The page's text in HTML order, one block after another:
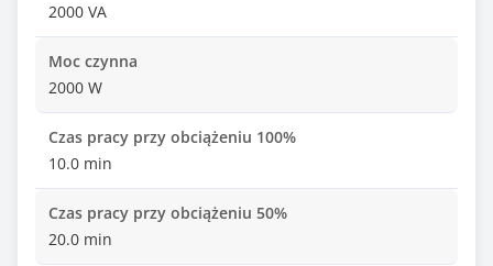
2000 VA
Moc czynna
2000 W
Czas pracy przy obciążeniu 100%
10.0 min
Czas pracy przy obciążeniu 50%
20.0 min